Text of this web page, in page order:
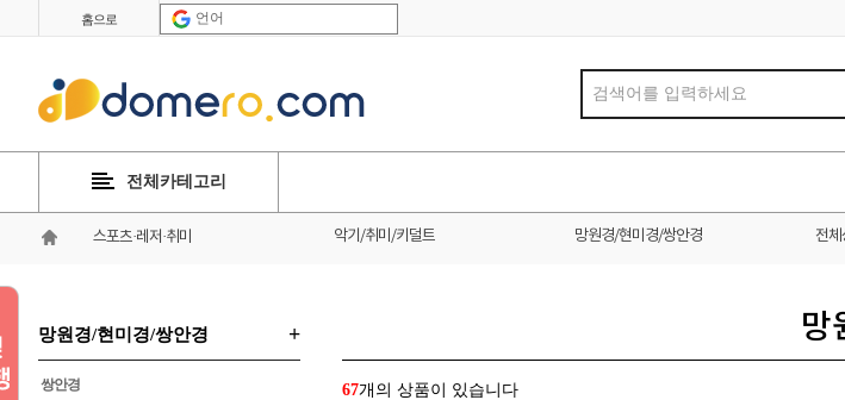
홈으로 언어
전체카테고리
스포츠·레저·취미 악기/취미/키덜트 망원경/현미경/쌍안경 전
망원경/현미경/쌍안경 +
쌍안경
망
67개의 상품이 있습니다